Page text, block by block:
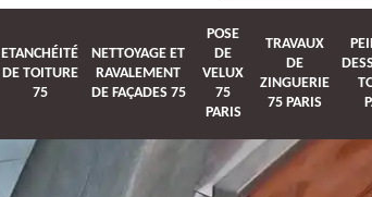
ETANCHÉITÉ
DE TOITURE
75
NETTOYAGE ET
RAVALEMENT
DE FAÇADES 75
POSE
DE
VELUX
75
PARIS
TRAVAUX
DE
ZINGUERIE
75 PARIS